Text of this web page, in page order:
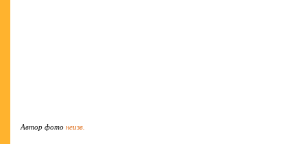
Автор фото неизв.